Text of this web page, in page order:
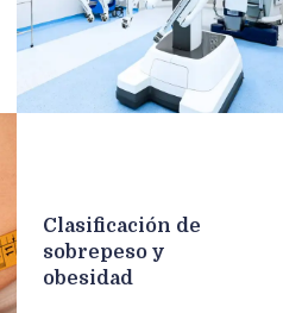
Clasificación de
sobrepeso y
obesidad